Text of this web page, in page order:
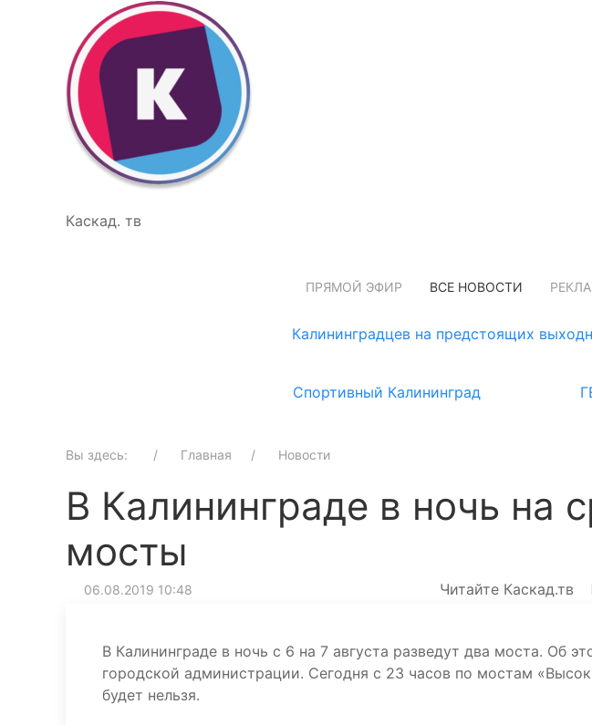
Каскад. тв
ПРЯМОЙ ЭФИР ВСЕ НОВОСТИ
Калининградцев на предстоящих
Спортивный Калининград
Вы здесь: Главная Новости
В Калининграде в ночь на
мосты
06.08.2019 10:48 Читайте Каскад.тв
В Калининграде в ночь с 6 на 7 августа разведут два моста. Об
городской администрации. Сегодня с 23 часов по мостам
будет нельзя.